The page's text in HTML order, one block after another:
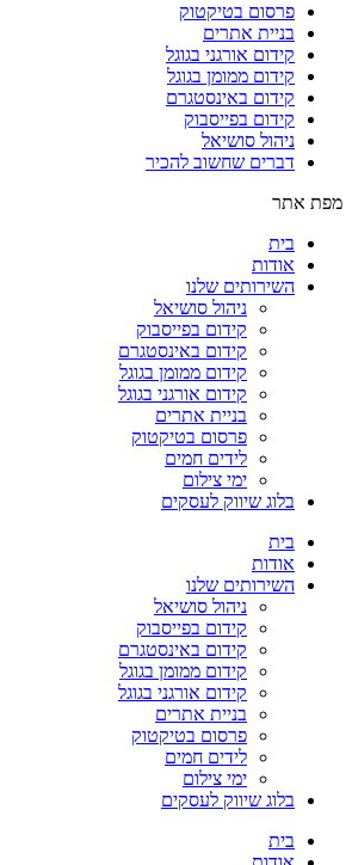
פרסום בטיקטוק
בניית אתרים
קידום אורגני בגוגל
קידום ממומן בגוגל
קידום באינסטגרם
קידום בפייסבוק
ניהול סושיאל
דברים שחשוב להכיר
מפת אתר
בית
אודות
השירותים שלנו
ניהול סושיאל
קידום בפייסבוק
קידום באינסטגרם
קידום ממומן בגוגל
קידום אורגני בגוגל
בניית אתרים
פרסום בטיקטוק
לידים חמים
ימי צילום
בלוג שיווק לעסקים
בית
אודות
השירותים שלנו
ניהול סושיאל
קידום בפייסבוק
קידום באינסטגרם
קידום ממומן בגוגל
קידום אורגני בגוגל
בניית אתרים
פרסום בטיקטוק
לידים חמים
ימי צילום
בלוג שיווק לעסקים
בית